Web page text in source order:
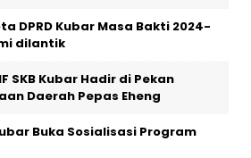
DPRD Kubar Masa Bakti 2024-
dilantik
SKB Kubar Hadir di Pekan
Daerah Pepas Eheng
Buka Sosialisasi Program